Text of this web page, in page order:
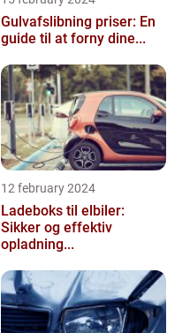
Gulvafslibning priser: En
guide til at forny dine...
12 february 2024
Ladeboks til elbiler:
Sikker og effektiv
opladning...